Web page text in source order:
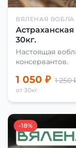
ВЯЛЕНАЯ ВОБЛА
30кг.
Настоящая
консервантов.
1 050 ₽ 1 250
от 30кг
-18%